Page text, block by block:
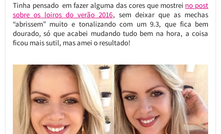
Tinha pensado em fazer alguma das cores que mostrei no post
sobre os loiros do verão 2016, sem deixar que as mechas
“abrissem” muito e tonalizando com um 9.3, que fica bem
dourado, só que acabei mudando tudo bem na hora, a coisa
ficou mais sutil, mas amei o resultado!